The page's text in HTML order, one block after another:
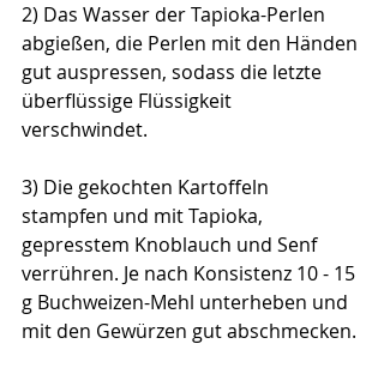
2) Das Wasser der Tapioka-Perlen
abgießen, die Perlen mit den Händen
gut auspressen, sodass die letzte
überflüssige Flüssigkeit
verschwindet.
3) Die gekochten Kartoffeln
stampfen und mit Tapioka,
gepresstem Knoblauch und Senf
verrühren. Je nach Konsistenz 10 - 15
g Buchweizen-Mehl unterheben und
mit den Gewürzen gut abschmecken.